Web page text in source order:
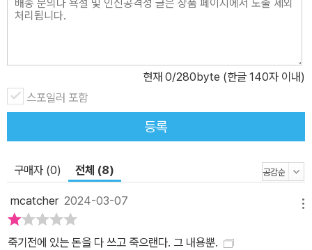
각 연령대에서 실현 가능한 최고의 경험들을 배치해야 한다. 그리고
내 뜻대로 완전히 즐기는 것이다. 빌 퍼킨스의 솔루션은 경험에 돈을
탕진하라는 무책임한 말이 아니다. 돈을 쓰고 경험을 누릴 시기를 스
스로 결정하여 경험의 투자량을 조정하는 아주 합리적이고 실용적인
방법이다. 여전히 두려운가. 노후에 한 푼도 남지 않을까 겁이 나는가.
아닌 수단, 인생은 한 번뿐이라는 명제를 우리 모두 알고 있다. 빌 퍼
킨스의 논리를 의심하며 머뭇거리지 마라. 필요한 건 내가 힘들게 번
돈을 다 쓰고 죽을 수 있는 용기, 내 삶을 단 한 순간도 놓치지 않겠다
는 포부뿐이다. 이 책을 읽고 준비가 되었다면 실행하라. 관성과 근시
현재 0/280byte (한글 140자 이내)
스포일러 포함
등록
구매자 (0) 전체 (8)
mcatcher2024-03-07
죽기전에 있는 돈을 다 쓰고 죽으랜다. 그 내용뿐.